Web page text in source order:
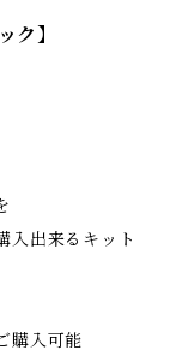
ク】
入出来るキット
購入可能